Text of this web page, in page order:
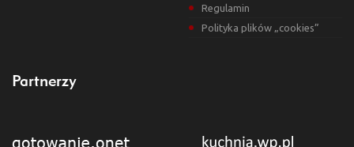
Regulamin
Polityka plików „cookies”
Partnerzy